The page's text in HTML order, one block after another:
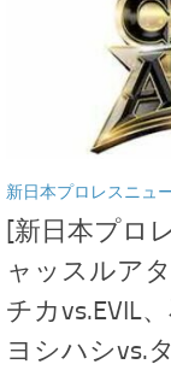
新日本プロレスニュ
[新日本プロ
ャッスルア
チカvs.EVIL
ヨシハシvs.